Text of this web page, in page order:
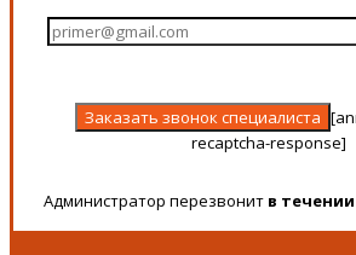
recaptcha-response]
Администратор перезвонит в